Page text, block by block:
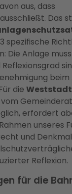
aus, dass
Das
spezifische
Die Anlage
die Weststadt
Gemeinderat
erfordert
unseres
und
Reflexion.
für die